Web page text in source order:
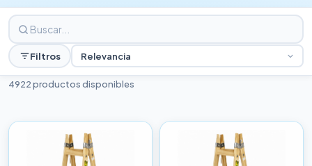
Filtros Relevancia
4922 productos disponibles